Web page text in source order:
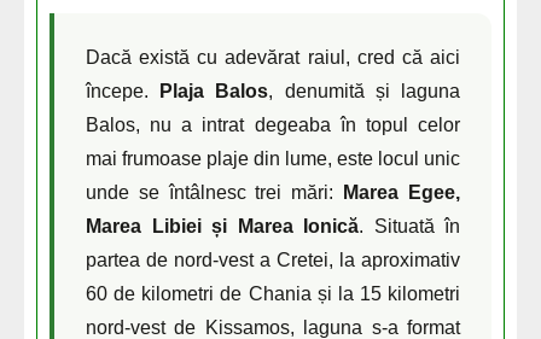
Dacă există cu adevărat raiul, cred că aici
începe. Plaja Balos, denumită și laguna
Balos, nu a intrat degeaba în topul celor
mai frumoase plaje din lume, este locul unic
unde se întâlnesc trei mări: Marea Egee,
Marea Libiei și Marea Ionică. Situată în
partea de nord-vest a Cretei, la aproximativ
60 de kilometri de Chania și la 15 kilometri
nord-vest de Kissamos, laguna s-a format